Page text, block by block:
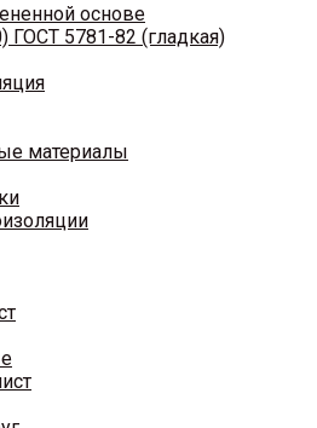
основе
ГОСТ 5781-82 (гладкая)
материалы